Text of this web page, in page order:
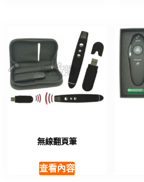
無線翻頁筆
查看內容